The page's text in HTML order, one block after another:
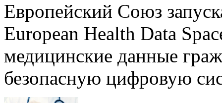
Европейский Союз
European Health Data
медицинские данные
безопасную цифровую